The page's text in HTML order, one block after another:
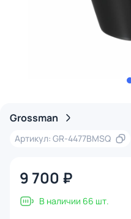
Grossman
Артикул: GR-4477BMSQ
9 700 ₽
В наличии 66 шт.